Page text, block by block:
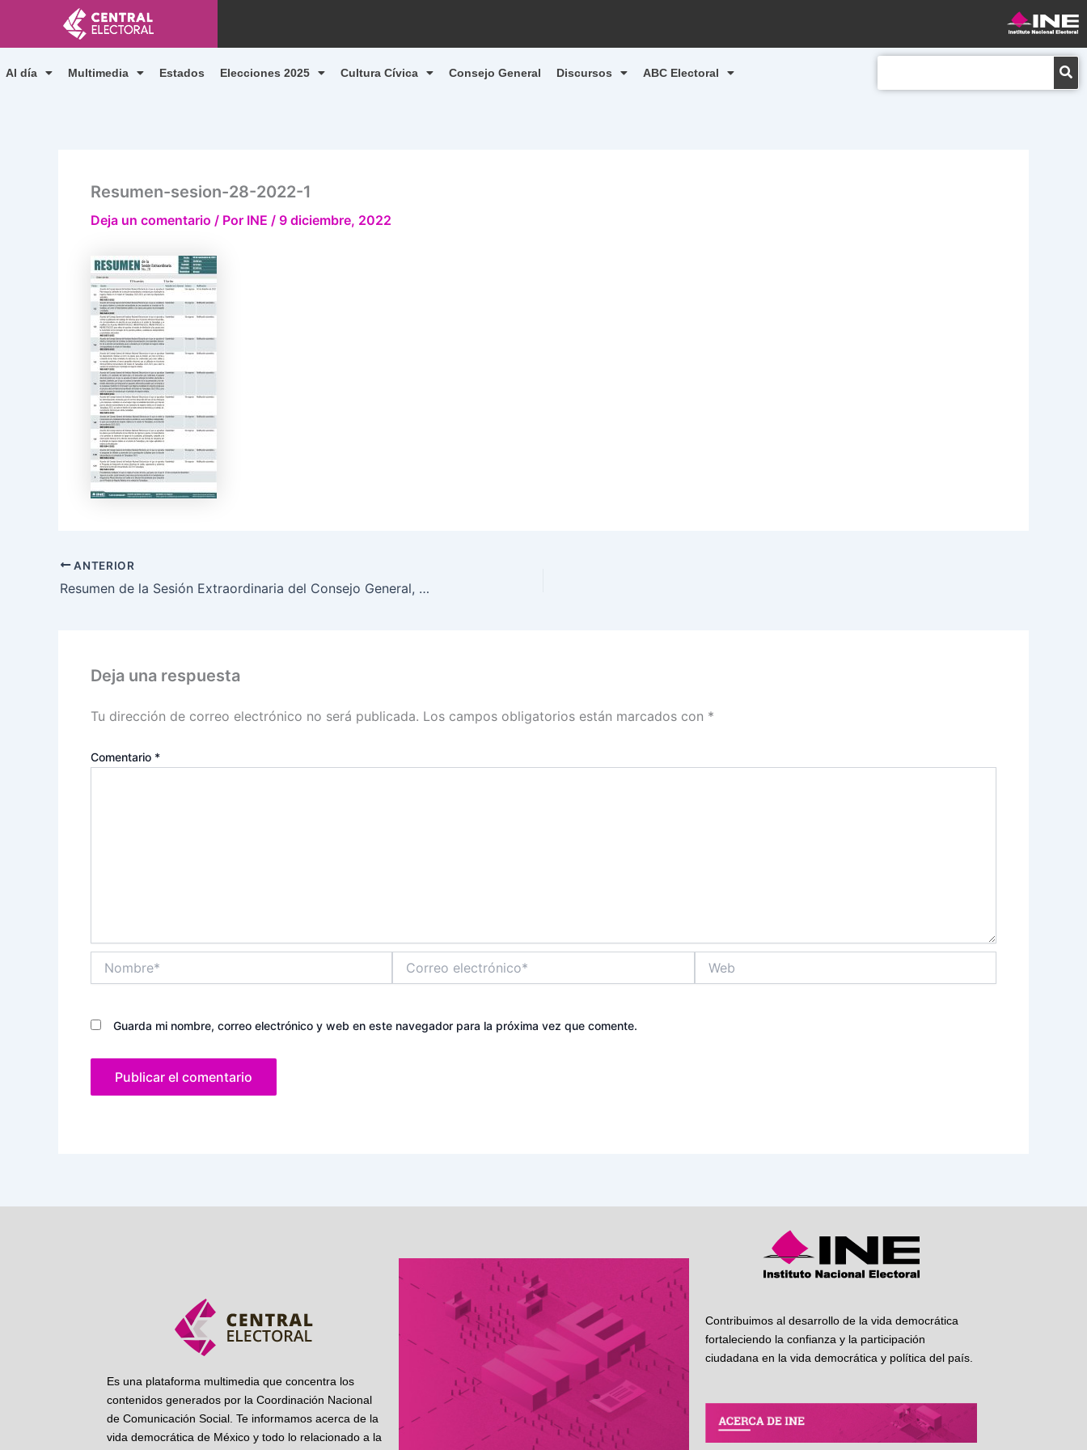
contenido
Al día Multimedia Estados Elecciones 2025 Cultura Cívica Consejo General Discursos ABC Electoral
Resumen-sesion-28-2022-1
Deja un comentario / Por INE / 9 diciembre, 2022
ANTERIOR
Resumen de la Sesión Extraordinaria del Consejo General, 30 de noviembre de 2022
Deja una respuesta
Tu dirección de correo electrónico no será publicada. Los campos obligatorios están marcados con *
Comentario *
electrónico*
Guarda mi nombre, correo electrónico y web en este navegador para la próxima vez que comente.
Es una plataforma multimedia que concentra los
contenidos generados por la Coordinación Nacional
de Comunicación Social. Te informamos acerca de la
vida democrática de México y todo lo relacionado a la
Contribuimos al desarrollo de la vida democrática
fortaleciendo la confianza y la participación
ciudadana en la vida democrática y política del país.